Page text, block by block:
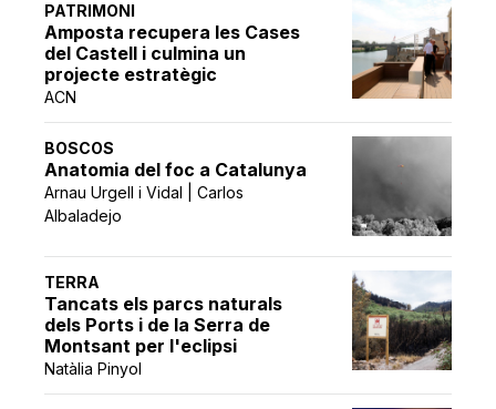
PATRIMONI
Amposta recupera les Cases
del Castell i culmina un
projecte estratègic
ACN
BOSCOS
Anatomia del foc a Catalunya
Arnau Urgell i Vidal | Carlos
Albaladejo
TERRA
Tancats els parcs naturals
dels Ports i de la Serra de
Montsant per l'eclipsi
Natàlia Pinyol